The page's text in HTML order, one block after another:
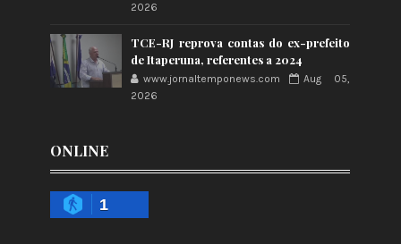
2026
TCE-RJ reprova contas do ex-prefeito
de Itaperuna, referentes a 2024
www.jornaltemponews.com
Aug 05,
2026
ONLINE
1